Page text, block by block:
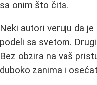
sa onim što čita.
Neki autori veruju da
podeli sa svetom.
Bez obzira na vaš
duboko zanima i